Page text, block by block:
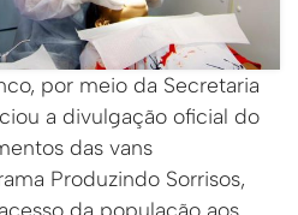
por meio da Secretaria
a divulgação oficial do
das vans
Produzindo Sorrisos,
da população aos